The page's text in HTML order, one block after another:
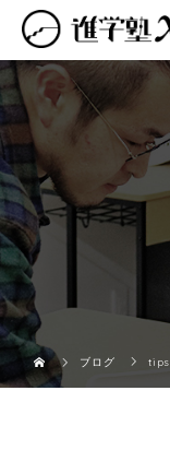
ブログ tips